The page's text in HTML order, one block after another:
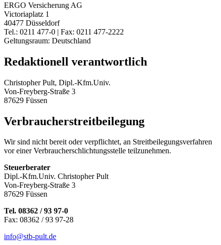
ERGO Versicherung AG
Victoriaplatz 1
40477 Düsseldorf
Tel.: 0211 477-0 | Fax: 0211 477-2222
Geltungsraum: Deutschland
Redaktionell verantwortlich
Christopher Pult, Dipl.-Kfm.Univ.
Von-Freyberg-Straße 3
87629 Füssen
Verbraucherstreitbeilegung
Wir sind nicht bereit oder verpflichtet, an Streitbeilegungsverfahren
vor einer Verbraucherschlichtungsstelle teilzunehmen.
Steuerberater
Dipl.-Kfm.Univ. Christopher Pult
Von-Freyberg-Straße 3
87629 Füssen
Tel. 08362 / 93 97-0
Fax: 08362 / 93 97-28
info@stb-pult.de